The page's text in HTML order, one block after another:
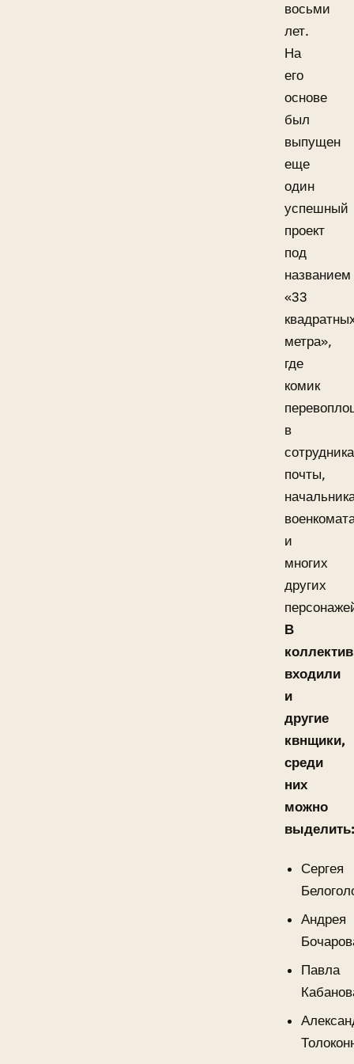
восьми
лет.
На
его
основе
был
выпущен
еще
один
успешный
проект
под
названием
«33
метра»,
где
комик
в
сотрудника
почты,
и
многих
других
В
коллектив
входили
и
другие
квнщики,
среди
них
можно
выделить:
Сергея
Андрея
Павла